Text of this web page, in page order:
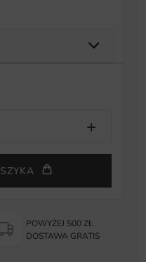
POWYŻEJ 500 ZŁ
DOSTAWA GRATIS